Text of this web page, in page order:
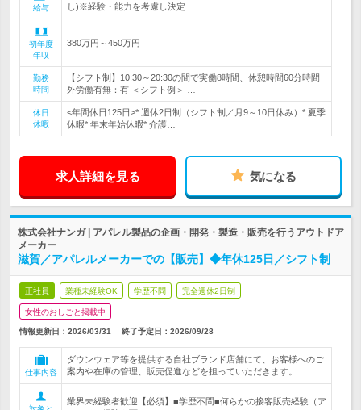
給与
し)※経験・能力を考慮し決定
初年度
年収
380万円～450万円
勤務
時間
【シフト制】10:30～20:30の間で実働8時間、休憩時間60分時間
外労働有無：有 ＜シフト例＞ …
休日
休暇
<年間休日125日>* 週休2日制（シフト制／月9～10日休み）* 夏季
休暇* 年末年始休暇* 介護…
求人詳細を見る 気になる
株式会社ナンガ | アパレル製品の企画・開発・製造・販売を行うアウトドア
メーカー
滋賀／アパレルメーカーでの【販売】◆年休125日／シフト制
正社員 業種未経験OK 学歴不問 完全週休2日制
女性のおしごと掲載中
情報更新日：2026/03/31 終了予定日： 2026/09/28
仕事内容
ダウンウェア等を提供する自社ブランド店舗にて、お客様へのご
案内や在庫の管理、販売促進などを担っていただきます。
業界未経験者歓迎【必須】■学歴不問■何らかの接客販売経験（ア